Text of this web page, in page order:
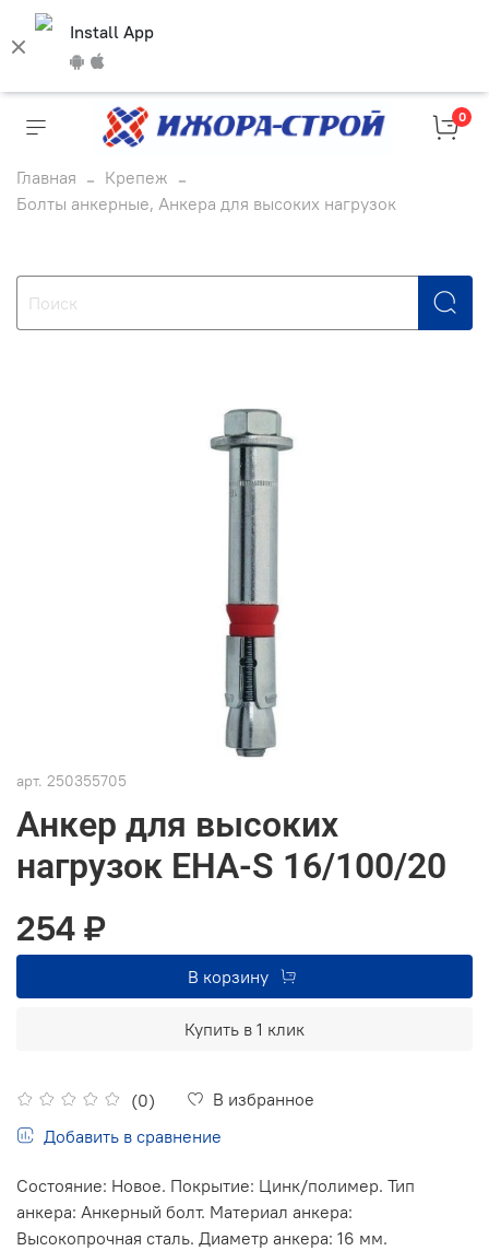
Install App
0
Главная
Крепеж
Болты анкерные, Анкера для высоких нагрузок
арт. 250355705
Анкер для высоких
нагрузок EHA-S 16/100/20
(0)
В избранное
Добавить в сравнение
254 ₽
В корзину
Купить в 1 клик
Состояние: Новое. Покрытие: Цинк/полимер. Тип
анкера: Анкерный болт. Материал анкера:
Высокопрочная сталь. Диаметр анкера: 16 мм.